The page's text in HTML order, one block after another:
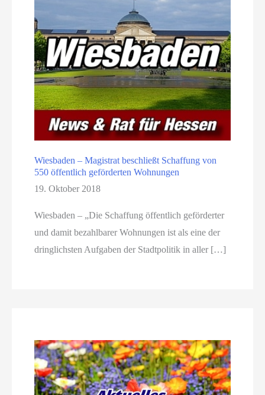
Wiesbaden – Magistrat beschließt Schaffung von
550 öffentlich geförderten Wohnungen
19. Oktober 2018
Wiesbaden – „Die Schaffung öffentlich geförderter
und damit bezahlbarer Wohnungen ist als eine der
dringlichsten Aufgaben der Stadtpolitik in aller […]